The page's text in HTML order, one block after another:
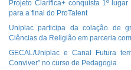
Projeto Clarifica+ conquista 1º
para a final do ProTalent
Uniplac participa da colação de
Ciências da Religião em parceria
GECAL/Uniplac e Canal Futura
Conviver” no curso de Pedagogia